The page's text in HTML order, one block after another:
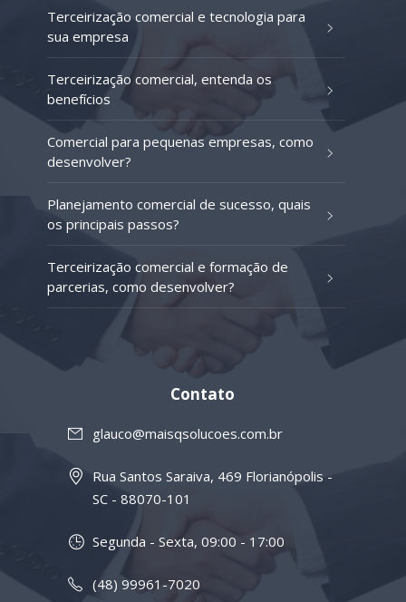
Terceirização comercial e tecnologia para
sua empresa
Terceirização comercial, entenda os
benefícios
Comercial para pequenas empresas, como
desenvolver?
Planejamento comercial de sucesso, quais
os principais passos?
Terceirização comercial e formação de
parcerias, como desenvolver?
Contato
glauco@maisqsolucoes.com.br
Rua Santos Saraiva, 469 Florianópolis -
SC - 88070-101
Segunda - Sexta, 09:00 - 17:00
(48) 99961-7020